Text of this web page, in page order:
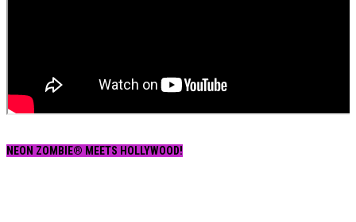
NEON ZOMBIE® MEETS HOLLYWOOD!